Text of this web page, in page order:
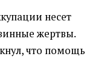
несет
жертвы.
что помощь